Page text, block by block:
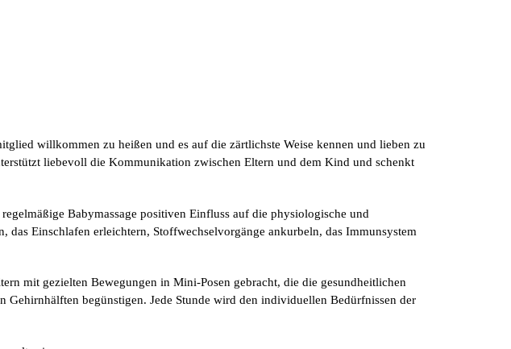
willkommen zu heißen und es auf die zärtlichste Weise kennen und lieben zu
liebevoll die Kommunikation zwischen Eltern und dem Kind und schenkt
Babymassage positiven Einfluss auf die physiologische und
Einschlafen erleichtern, Stoffwechselvorgänge ankurbeln, das Immunsystem
mit gezielten Bewegungen in Mini-Posen gebracht, die die gesundheitlichen
begünstigen. Jede Stunde wird den individuellen Bedürfnissen der